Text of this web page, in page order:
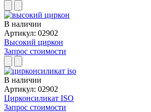
В наличии
Артикул: 02902
Высокий циркон
Запрос стоимости
В наличии
Артикул: 02902
Цирконсиликат ISO
Запрос стоимости